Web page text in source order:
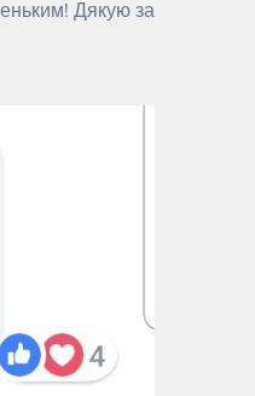
Дякую за